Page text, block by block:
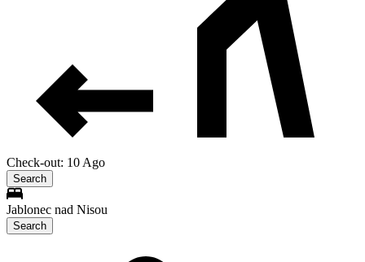
Check-out: 10 Ago
Search
Jablonec nad Nisou
Search